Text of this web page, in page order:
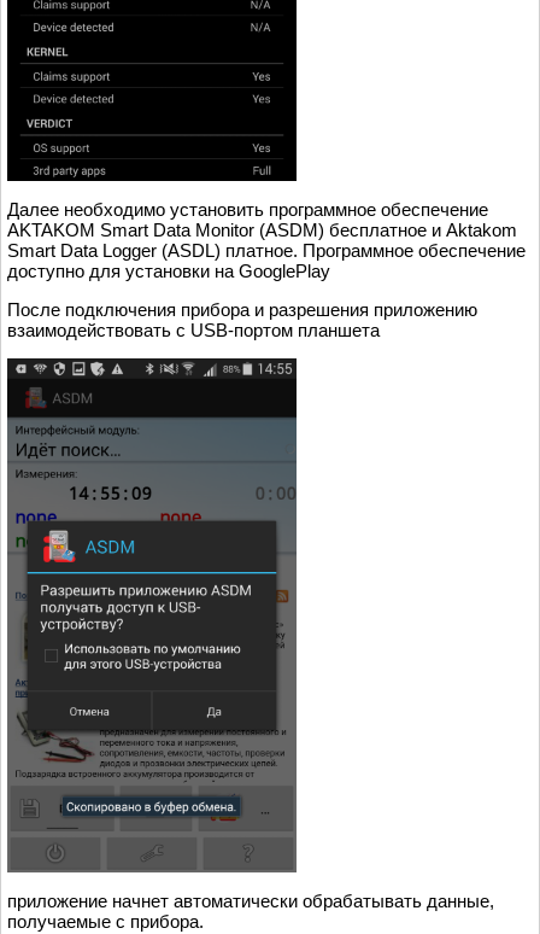
Далее необходимо установить программное обеспечение
AKTAKOM Smart Data Monitor (ASDM) бесплатное и Aktakom
Smart Data Logger (ASDL) платное. Программное обеспечение
доступно для установки на GooglePlay
После подключения прибора и разрешения приложению
взаимодействовать с USB-портом планшета
приложение начнет автоматически обрабатывать данные,
получаемые с прибора.